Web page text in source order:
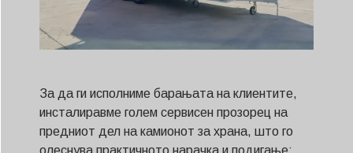
За да ги исполниме барањата на клиентите,
инсталиравме голем сервисен прозорец на
предниот дел на камионот за храна, што го